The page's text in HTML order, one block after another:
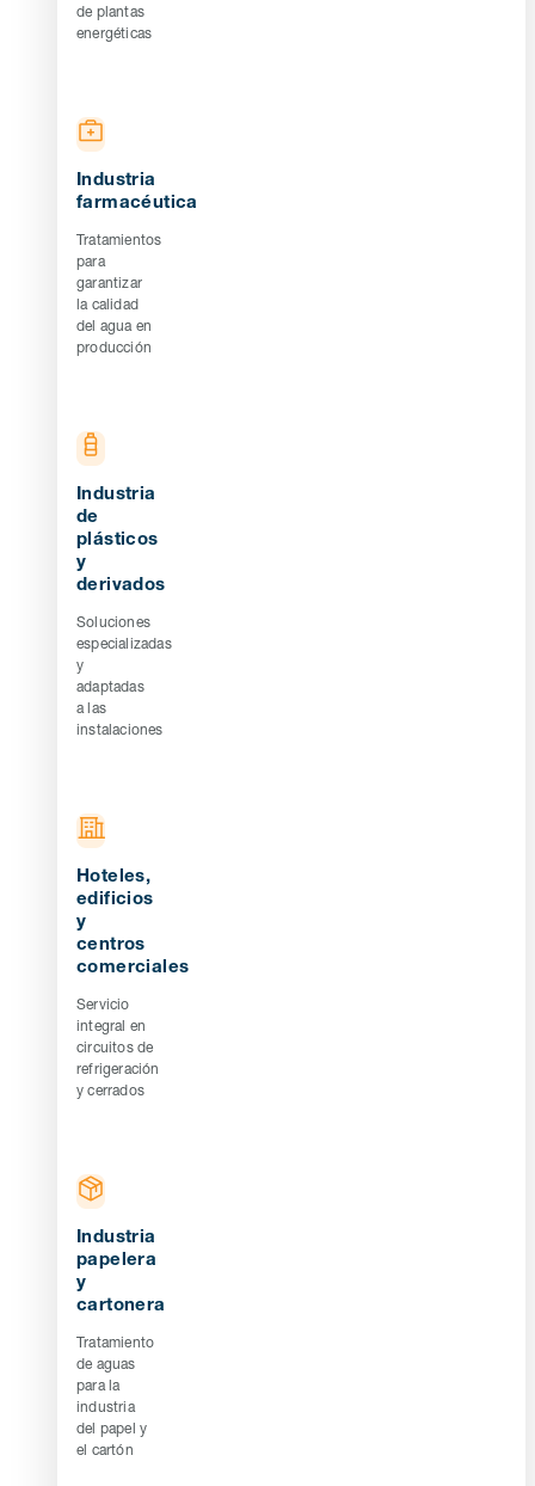
de plantas
energéticas
Industria
farmacéutica
Tratamientos
para
garantizar
la calidad
del agua en
producción
Industria
de
plásticos
y
derivados
Soluciones
especializadas
y
adaptadas
a las
instalaciones
Hoteles,
edificios
y
centros
comerciales
Servicio
integral en
circuitos de
refrigeración
y cerrados
Industria
papelera
y
cartonera
Tratamiento
de aguas
para la
industria
del papel y
el cartón